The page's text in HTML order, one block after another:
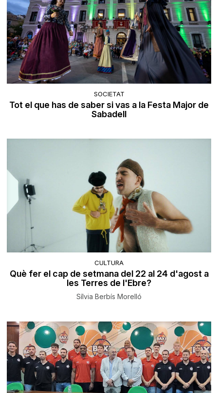
SOCIETAT
Tot el que has de saber si vas a la Festa Major de
Sabadell
CULTURA
Què fer el cap de setmana del 22 al 24 d'agost a
les Terres de l'Ebre?
Sílvia Berbís Morelló